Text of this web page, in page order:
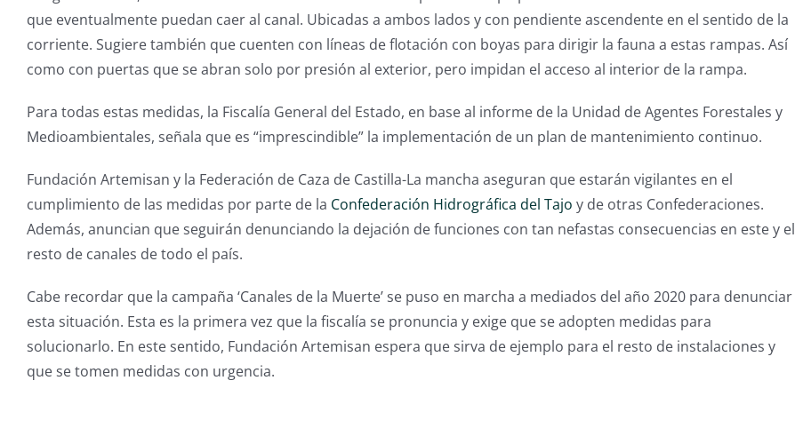
que eventualmente puedan caer al canal. Ubicadas a ambos lados y con pendiente ascendente en el sentido de la
corriente. Sugiere también que cuenten con líneas de flotación con boyas para dirigir la fauna a estas rampas. Así
como con puertas que se abran solo por presión al exterior, pero impidan el acceso al interior de la rampa.
Para todas estas medidas, la Fiscalía General del Estado, en base al informe de la Unidad de Agentes Forestales y
Medioambientales, señala que es “imprescindible” la implementación de un plan de mantenimiento continuo.
Fundación Artemisan y la Federación de Caza de Castilla-La mancha aseguran que estarán vigilantes en el
cumplimiento de las medidas por parte de la Confederación Hidrográfica del Tajo y de otras Confederaciones.
Además, anuncian que seguirán denunciando la dejación de funciones con tan nefastas consecuencias en este y el
resto de canales de todo el país.
Cabe recordar que la campaña ‘Canales de la Muerte’ se puso en marcha a mediados del año 2020 para denunciar
esta situación. Esta es la primera vez que la fiscalía se pronuncia y exige que se adopten medidas para
solucionarlo. En este sentido, Fundación Artemisan espera que sirva de ejemplo para el resto de instalaciones y
que se tomen medidas con urgencia.